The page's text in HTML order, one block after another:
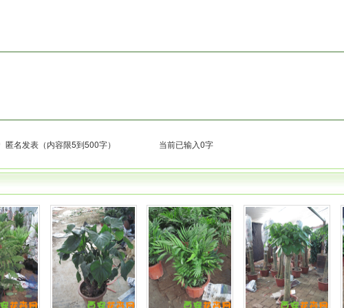
匿名发表（内容限5到500字） 当前已输入0字